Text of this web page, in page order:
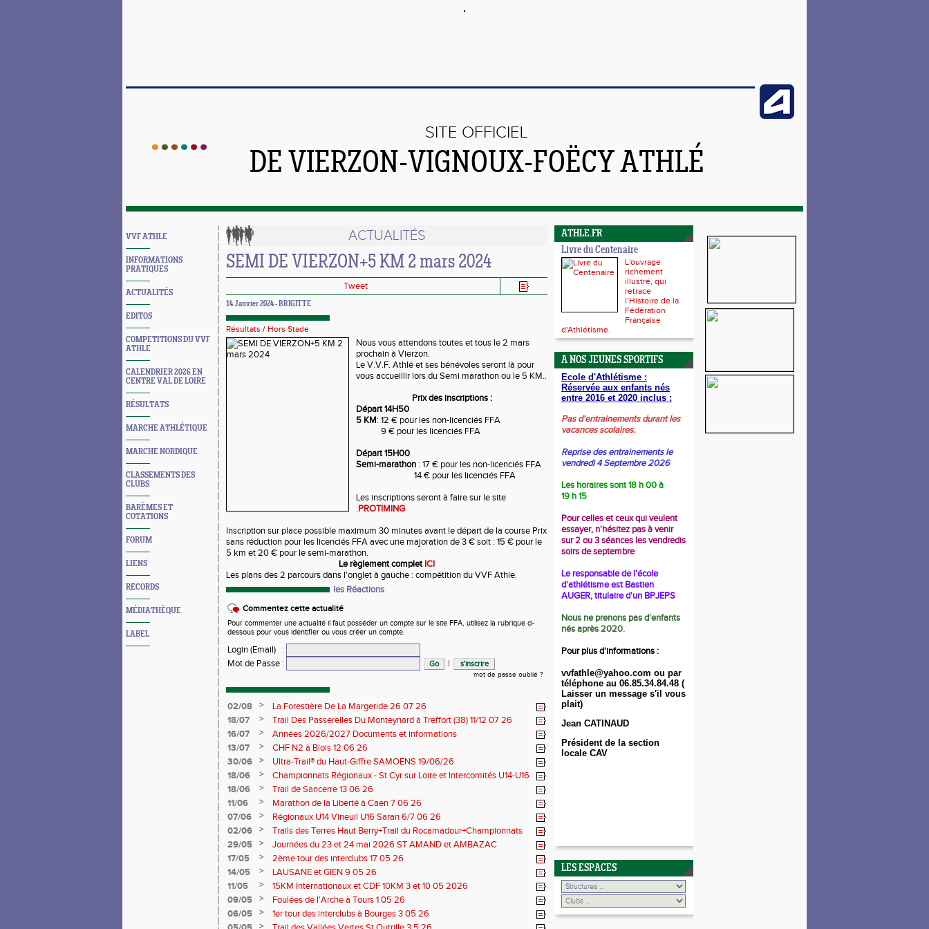
SITE OFFICIEL
DE VIERZON-VIGNOUX-FOËCY ATHLÉ
VVF ATHLE
INFORMATIONS
PRATIQUES
ACTUALITÉS
EDITOS
COMPETITIONS DU VVF
ATHLE
CALENDRIER 2026 EN
CENTRE VAL DE LOIRE
RÉSULTATS
MARCHE ATHLÉTIQUE
MARCHE NORDIQUE
CLASSEMENTS DES
CLUBS
BARÈMES ET
COTATIONS
FORUM
LIENS
RECORDS
MÉDIATHÈQUE
LABEL
ACTUALITÉS
SEMI DE VIERZON+5 KM 2 mars 2024
Tweet
14 Janvier 2024 - BRIGITTE
Résultats / Hors Stade
Nous vous attendons toutes et tous le 2 mars
prochain à Vierzon.
Le V.V.F. Athlé et ses bénévoles seront là pour
vous accueillir lors du Semi marathon ou le 5 KM..
Prix des inscriptions :
Départ 14H50
5 KM: 12 € pour les non-licenciés FFA
9 € pour les licenciés FFA
Départ 15H00
Semi-marathon : 17 € pour les non-licenciés FFA
14 € pour les licenciés FFA
Les inscriptions seront à faire sur le site
:PROTIMING
Inscription sur place possible maximum 30 minutes avant le départ de la course Prix
sans réduction pour les licenciés FFA avec une majoration de 3 € soit : 15 € pour le
5 km et 20 € pour le semi-marathon.
Le règlement completICI
Les plans des 2 parcours dans l'onglet à gauche : compétition du VVF Athle.
les Réactions
Commentez cette actualité
Pour commenter une actualité il faut posséder un compte sur le site FFA, utilisez la rubrique ci-
dessous pour vous identifier ou vous créer un compte.
Login (Email)
:
Mot de Passe : |
mot de passe oublié ?
02/08 >
La Forestière De La Margeride 26 07 26
18/07
>
Trail Des Passerelles Du Monteynard à Treffort (38) 11/12 07 26
16/07
>
Années 2026/2027 Documents et informations
13/07
>
CHF N2 à Blois 12 06 26
30/06
>
Ultra-Trail® du Haut-Giffre SAMOENS 19/06/26
18/06
>
Championnats Régionaux - St Cyr sur Loire et Intercomités U14-U16
Saran 13/14 06 26
18/06 >
Trail de Sancerre 13 06 26
11/06
>
Marathon de la Liberté à Caen 7 06 26
07/06
>
Régionaux U14 Vineuil U16 Saran 6/7 06 26
02/06
>
Trails des Terres Haut Berry+Trail du Rocamadour+Championnats
du Berry 30/31 05 2026
29/05 >
Journées du 23 et 24 mai 2026 ST AMAND et AMBAZAC
17/05
>
2ème tour des interclubs 17 05 26
14/05
>
LAUSANE et GIEN 9 05 26
11/05
>
15KM Internationaux et CDF 10KM 3 et 10 05 2026
09/05
>
Foulées de l'Arche à Tours 1 05 26
06/05
>
1er tour des interclubs à Bourges 3 05 26
>
ATHLE.FR
Livre du Centenaire
L'ouvrage
richement
illustré, qui
retrace
l’Histoire de la
Fédération
Française
d'Athlétisme.
A NOS JEUNES SPORTIFS
Ecole d'Athlétisme :
Réservée aux enfants nés
entre 2016 et 2020 inclus :
Pas d'entrainements durant les
vacances scolaires.
Reprise des entrainements le
vendredi 4 Septembre 2026
Les horaires sont 18 h 00 à
19 h 15
Pour celles et ceux qui veulent
essayer, n'hésitez pas à venir
sur 2 ou 3 séances les vendredis
soirs de septembre
Le responsable de l'école
d'athlétisme est Bastien
AUGER, titulaire d'un BPJEPS
Nous ne prenons pas d'enfants
nés après 2020.
Pour plus d'informations :
vvfathle@yahoo.com ou par
téléphone au 06.85.34.84.48 (
Laisser un message s'il vous
plait)
Jean CATINAUD
Président de la section
locale CAV
LES ESPACES